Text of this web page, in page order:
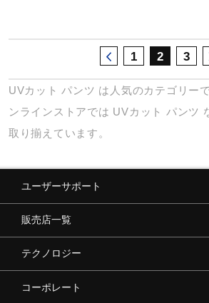
1 2 3
UVカット パンツ は人気のカテゴリー
ンラインストアでは UVカット パンツ
取り揃えています。
ユーザーサポート
販売店一覧
テクノロジー
コーポレート